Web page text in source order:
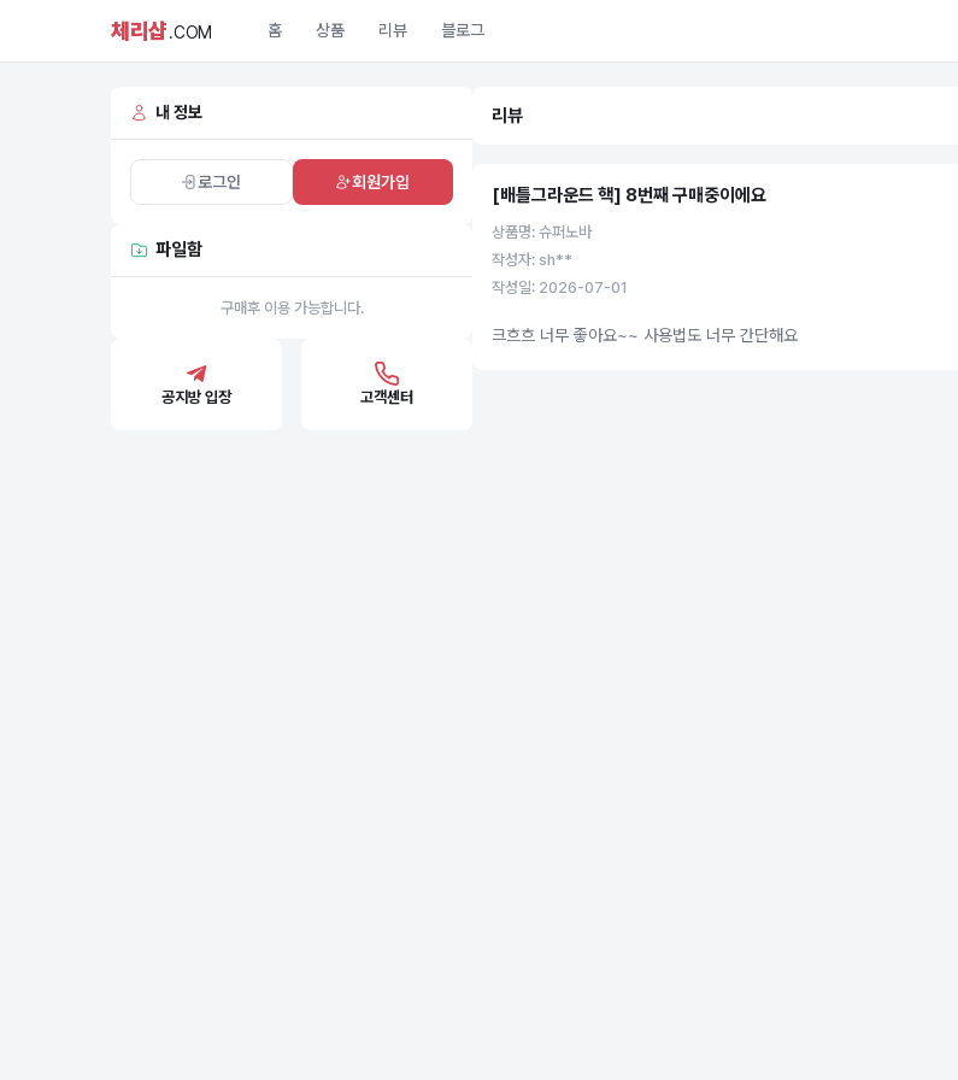
체리샵.COM 홈 상품 리뷰 블로그
내 정보
로그인 회원가입
파일함
구매후 이용 가능합니다.
공지방 입장 고객센터
리뷰
[배틀그라운드 핵] 8번째 구매중이에요
상품명: 슈퍼노바
작성자: sh**
작성일: 2026-07-01
크흐흐 너무 좋아요~~ 사용법도 너무 간단해요